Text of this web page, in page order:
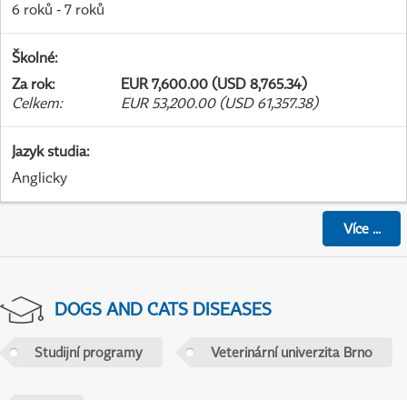
6 roků - 7 roků
Školné:
Za rok:
EUR 7,600.00 (USD 8,765.34)
Celkem: EUR 53,200.00 (USD 61,357.38)
Jazyk studia:
Anglicky
Více...
DOGS AND CATS DISEASES
Studijní programy Veterinární univerzita Brno